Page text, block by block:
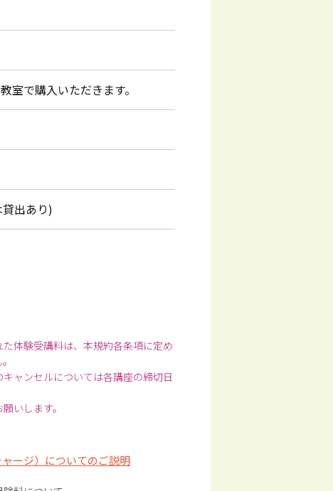
で購入いただきます。
出あり)
た体験受講料は、本規約各条項に定め
キャンセルについては各講座の締切日
いします。
ージ）についてのご説明